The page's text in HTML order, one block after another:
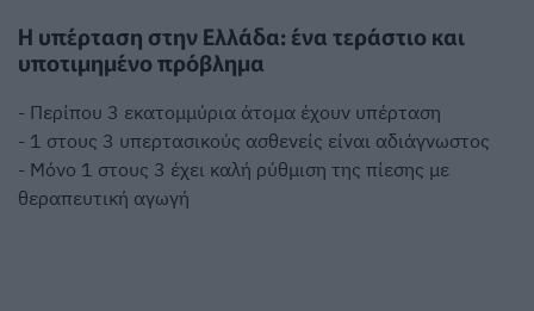
Η υπέρταση στην Ελλάδα: ένα τεράστιο και
υποτιμημένο πρόβλημα
- Περίπου 3 εκατομμύρια άτομα έχουν υπέρταση
- 1 στους 3 υπερτασικούς ασθενείς είναι αδιάγνωστος
- Μόνο 1 στους 3 έχει καλή ρύθμιση της πίεσης με
θεραπευτική αγωγή